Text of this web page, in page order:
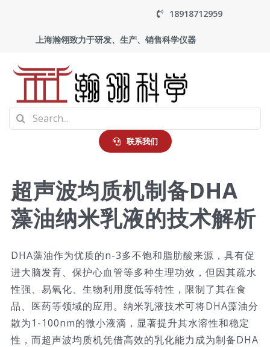
content
18918712959
上海瀚翎致力于研发、生产、销售科学仪器
首页
应用
走进瀚翎
技术服务
公司新闻
Search
for:
联系我们
超声波均质机制备DHA
藻油纳米乳液的技术解析
DHA藻油作为优质的n-3多不饱和脂肪酸来源，具有促
进大脑发育、保护心血管等多种生理功效，但因其疏水
性强、易氧化、生物利用度低等特性，限制了其在食
品、医药等领域的应用。纳米乳液技术可将DHA藻油分
散为1-100nm的微小液滴，显著提升其水溶性和稳定
性，而超声波均质机凭借高效的乳化能力成为制备DHA